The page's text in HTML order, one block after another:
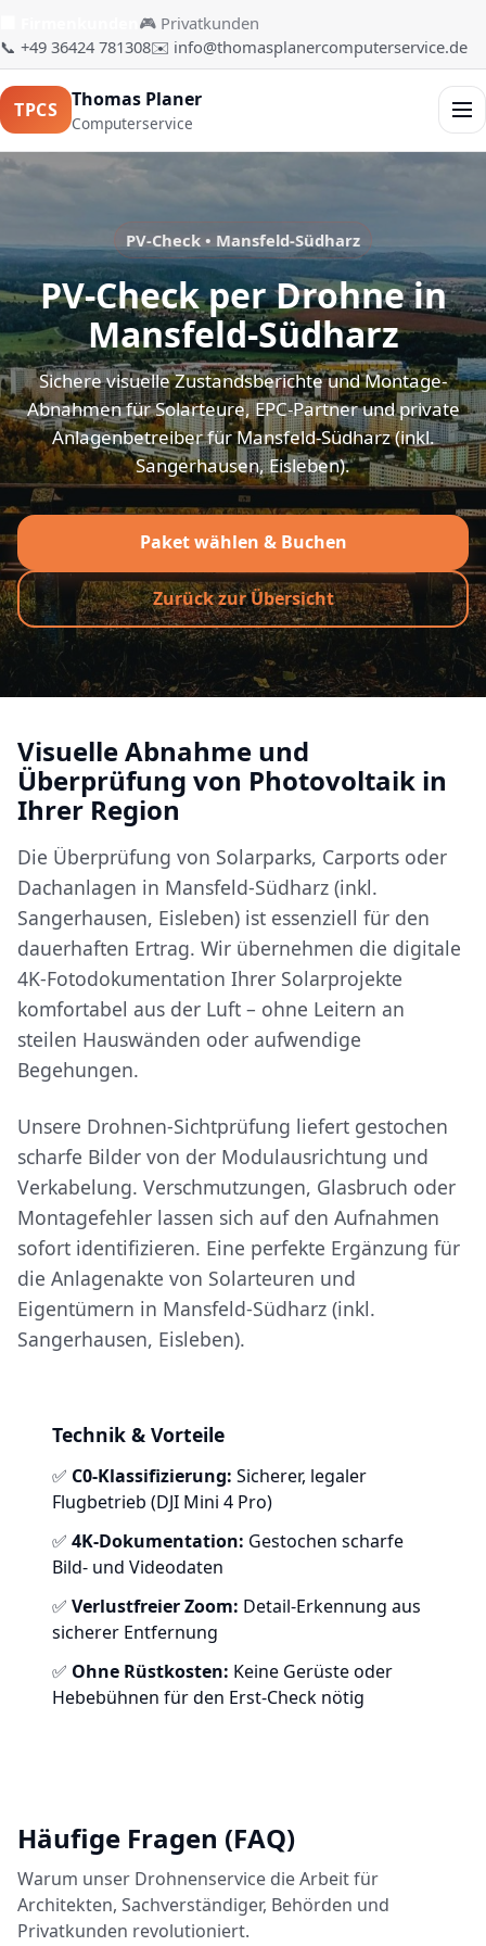
🎮 Privatkunden
📞 +49 36424 781308✉️ info@thomasplanercomputerservice.de
TPCS Thomas Planer
Computerservice
PV-Check • Mansfeld-Südharz
PV-Check per Drohne in
Mansfeld-Südharz
Sichere visuelle Zustandsberichte und Montage-
Abnahmen für Solarteure, EPC-Partner und private
Anlagenbetreiber für Mansfeld-Südharz (inkl.
Sangerhausen, Eisleben).
Paket wählen & Buchen
Zurück zur Übersicht
Visuelle Abnahme und
Überprüfung von Photovoltaik in
Ihrer Region
Die Überprüfung von Solarparks, Carports oder
Dachanlagen in Mansfeld-Südharz (inkl.
Sangerhausen, Eisleben) ist essenziell für den
dauerhaften Ertrag. Wir übernehmen die digitale
4K-Fotodokumentation Ihrer Solarprojekte
komfortabel aus der Luft – ohne Leitern an
steilen Hauswänden oder aufwendige
Begehungen.
Unsere Drohnen-Sichtprüfung liefert gestochen
scharfe Bilder von der Modulausrichtung und
Verkabelung. Verschmutzungen, Glasbruch oder
Montagefehler lassen sich auf den Aufnahmen
sofort identifizieren. Eine perfekte Ergänzung für
die Anlagenakte von Solarteuren und
Eigentümern in Mansfeld-Südharz (inkl.
Sangerhausen, Eisleben).
Technik & Vorteile
✅ C0-Klassifizierung: Sicherer, legaler
Flugbetrieb (DJI Mini 4 Pro)
✅ 4K-Dokumentation: Gestochen scharfe
Bild- und Videodaten
✅ Verlustfreier Zoom: Detail-Erkennung aus
sicherer Entfernung
✅ Ohne Rüstkosten: Keine Gerüste oder
Hebebühnen für den Erst-Check nötig
Häufige Fragen (FAQ)
Warum unser Drohnenservice die Arbeit für
Architekten, Sachverständiger, Behörden und
Privatkunden revolutioniert.